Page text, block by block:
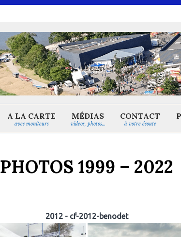
avec moniteurs
A LA CARTE
videos, photos…
MÉDIAS
à votre écoute
CONTACT
PHOTOS 1999 – 2022
2012 - cf-2012-benodet